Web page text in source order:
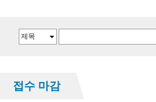
접수 마감